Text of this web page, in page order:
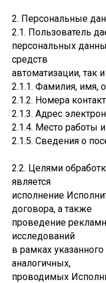
2. Персональные
2.1. Пользователь
персональных
средств
автоматизации, так
2.1.1. Фамилия, имя,
2.1.2. Номера
2.1.3. Адрес
2.1.4. Место работы
2.1.5. Сведения о
2.2. Целями
является
исполнение
договора, а также
проведение
исследований
в рамках
аналогичных,
проводимых